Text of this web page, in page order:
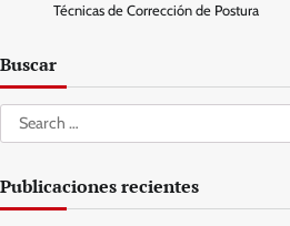
Técnicas de Corrección de Postura
Buscar
Search
for:
Publicaciones recientes